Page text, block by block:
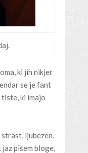
ki jih nikjer
se je fant
ki imajo
ljubezen.
pišem bloge,